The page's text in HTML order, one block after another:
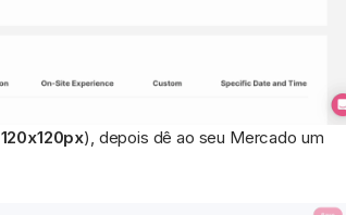
120x120px